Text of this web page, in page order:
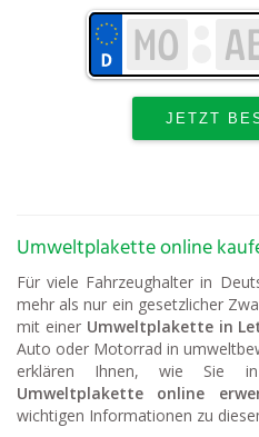
Umweltplakette online
Für viele Fahrzeughalter in
mehr als nur ein gesetzlicher
mit einer Umweltplakette in
Auto oder Motorrad in
erklären Ihnen, wie Sie
Umweltplakette online
wichtigen Informationen zu